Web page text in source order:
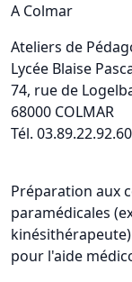
A Colmar
Ateliers de
Lycée Blaise
74, rue de
68000 COLMAR
Tél. 03.89.22.92.60
Préparation aux
paramédicales
pour l'aide